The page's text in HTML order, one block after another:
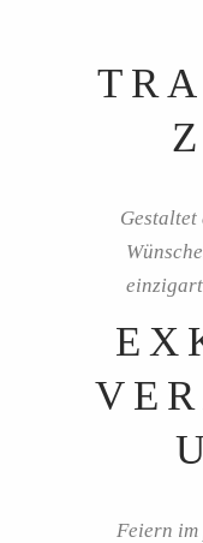
Gestaltet
Feiern im